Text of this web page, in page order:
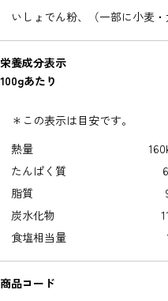
いしょでん粉、（一部に小麦・
栄養成分表示
100gあたり
＊この表示は目安です。
熱量
たんぱく質
脂質
炭水化物
食塩相当量
商品コード